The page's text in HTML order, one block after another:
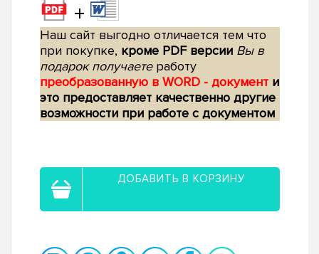
+
Наш сайт выгодно отличается тем что
при покупке, кроме PDF версии Вы в
подарок получаетеработу
преобразованную в WORD - документ и
это предоставляет качественно другие
возможности при работе с документом
ДОБАВИТЬ В КОРЗИНУ